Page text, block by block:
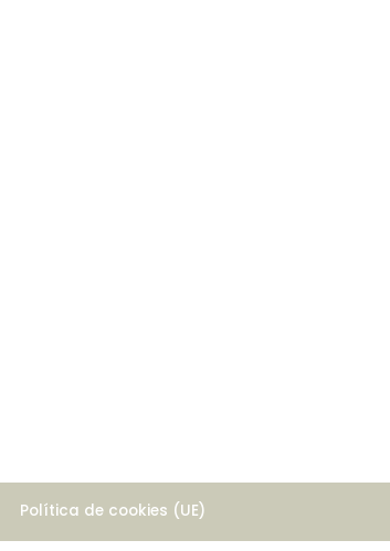
Política de cookies (UE)